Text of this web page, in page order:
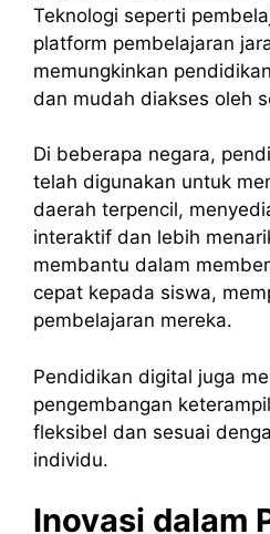
Teknologi seperti
platform pembelajaran
memungkinkan
dan mudah diakses oleh
Di beberapa negara,
telah digunakan untuk
daerah terpencil,
interaktif dan lebih
membantu dalam
cepat kepada siswa,
pembelajaran mereka.
Pendidikan digital juga
pengembangan
fleksibel dan sesuai
individu.
Inovasi dalam